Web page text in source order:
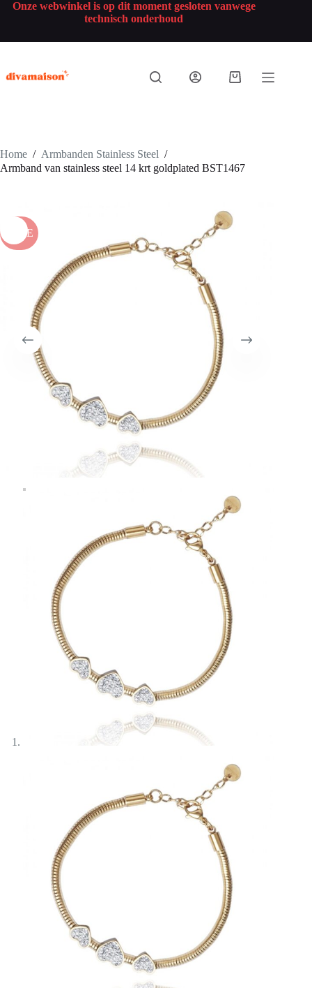
Onze webwinkel is op dit moment gesloten vanwege
technisch onderhoud
Home / Armbanden Stainless Steel /
Armband van stainless steel 14 krt goldplated BST1467
SALE